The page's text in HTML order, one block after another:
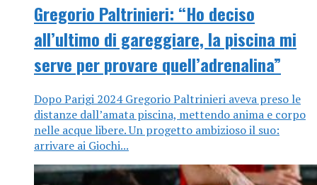
Gregorio Paltrinieri: “Ho deciso
all’ultimo di gareggiare, la piscina mi
serve per provare quell’adrenalina”
Dopo Parigi 2024 Gregorio Paltrinieri aveva preso le
distanze dall’amata piscina, mettendo anima e corpo
nelle acque libere. Un progetto ambizioso il suo:
arrivare ai Giochi...